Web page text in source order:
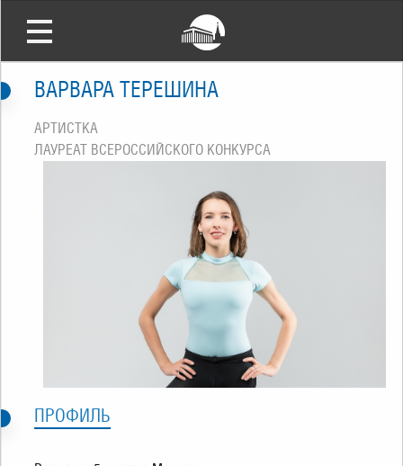
ВАРВАРА ТЕРЕШИНА
АРТИСТКА
ЛАУРЕАТ ВСЕРОССИЙСКОГО КОНКУРСА
ПРОФИЛЬ